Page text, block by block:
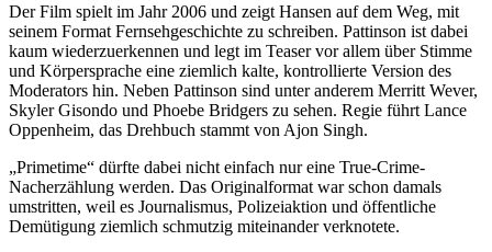
Der Film spielt im Jahr 2006 und zeigt Hansen auf dem Weg, mit
seinem Format Fernsehgeschichte zu schreiben. Pattinson ist dabei
kaum wiederzuerkennen und legt im Teaser vor allem über Stimme
und Körpersprache eine ziemlich kalte, kontrollierte Version des
Moderators hin. Neben Pattinson sind unter anderem Merritt Wever,
Skyler Gisondo und Phoebe Bridgers zu sehen. Regie führt Lance
Oppenheim, das Drehbuch stammt von Ajon Singh.
„Primetime“ dürfte dabei nicht einfach nur eine True-Crime-
Nacherzählung werden. Das Originalformat war schon damals
umstritten, weil es Journalismus, Polizeiaktion und öffentliche
Demütigung ziemlich schmutzig miteinander verknotete.